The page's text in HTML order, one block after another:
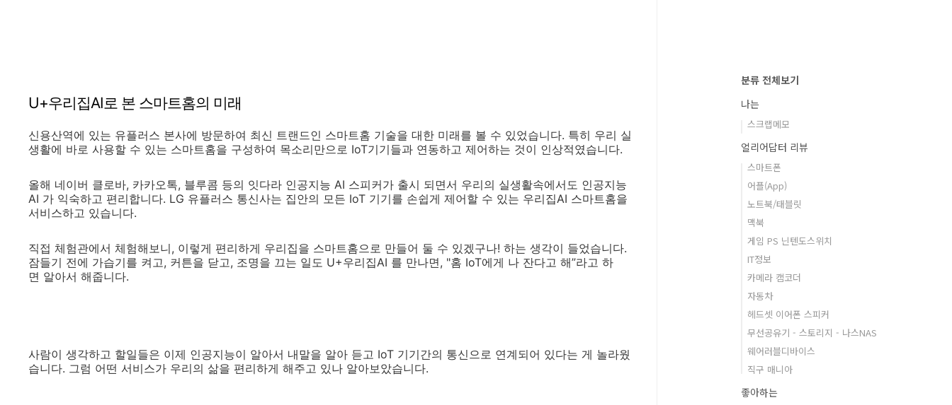
U+우리집AI로 본 스마트홈의 미래
신용산역에 있는 유플러스 본사에 방문하여 최신 트랜드인 스마트홈 기술을 대한 미래를 볼 수 있었습니다. 특히 우리 실
생활에 바로 사용할 수 있는 스마트홈을 구성하여 목소리만으로 IoT기기들과 연동하고 제어하는 것이 인상적였습니다.
올해 네이버 클로바, 카카오톡, 블루콤 등의 잇다라 인공지능 AI 스피커가 출시 되면서 우리의 실생활속에서도 인공지능
AI 가 익숙하고 편리합니다. LG 유플러스 통신사는 집안의 모든 IoT 기기를 손쉽게 제어할 수 있는 우리집AI 스마트홈을
서비스하고 있습니다.
직접 체험관에서 체험해보니, 이렇게 편리하게 우리집을 스마트홈으로 만들어 둘 수 있겠구나! 하는 생각이 들었습니다.
잠들기 전에 가습기를 켜고, 커튼을 닫고, 조명을 끄는 일도 U+우리집AI 를 만나면, "홈 IoT에게 나 잔다고 해”라고 하
면 알아서 해줍니다.
사람이 생각하고 할일들은 이제 인공지능이 알아서 내말을 알아 듣고 IoT 기기간의 통신으로 연계되어 있다는 게 놀라웠
습니다. 그럼 어떤 서비스가 우리의 삶을 편리하게 해주고 있나 알아보았습니다.
분류 전체보기
나는
스크랩메모
얼리어답터 리뷰
스마트폰
어플(App)
노트북/태블릿
맥북
게임 PS 닌텐도스위치
IT정보
카메라 캠코더
자동차
헤드셋 이어폰 스피커
무선공유기 - 스토리지 - 나스NAS
웨어러블디바이스
직구 매니아
좋아하는